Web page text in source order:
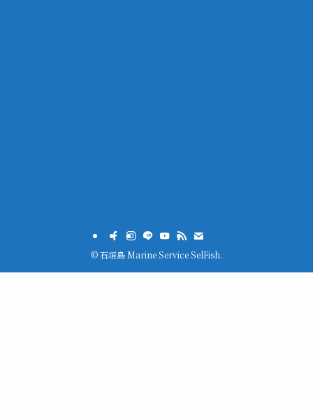
©石垣島 Marine Service SelFish.